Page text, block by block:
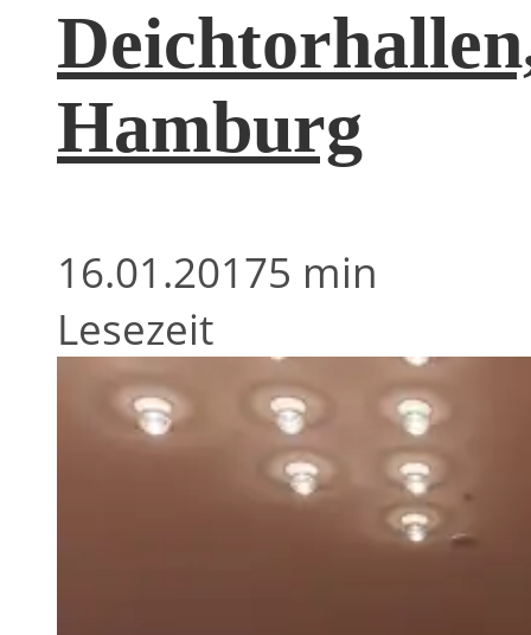
Hamburg
16.01.20175 min
Lesezeit